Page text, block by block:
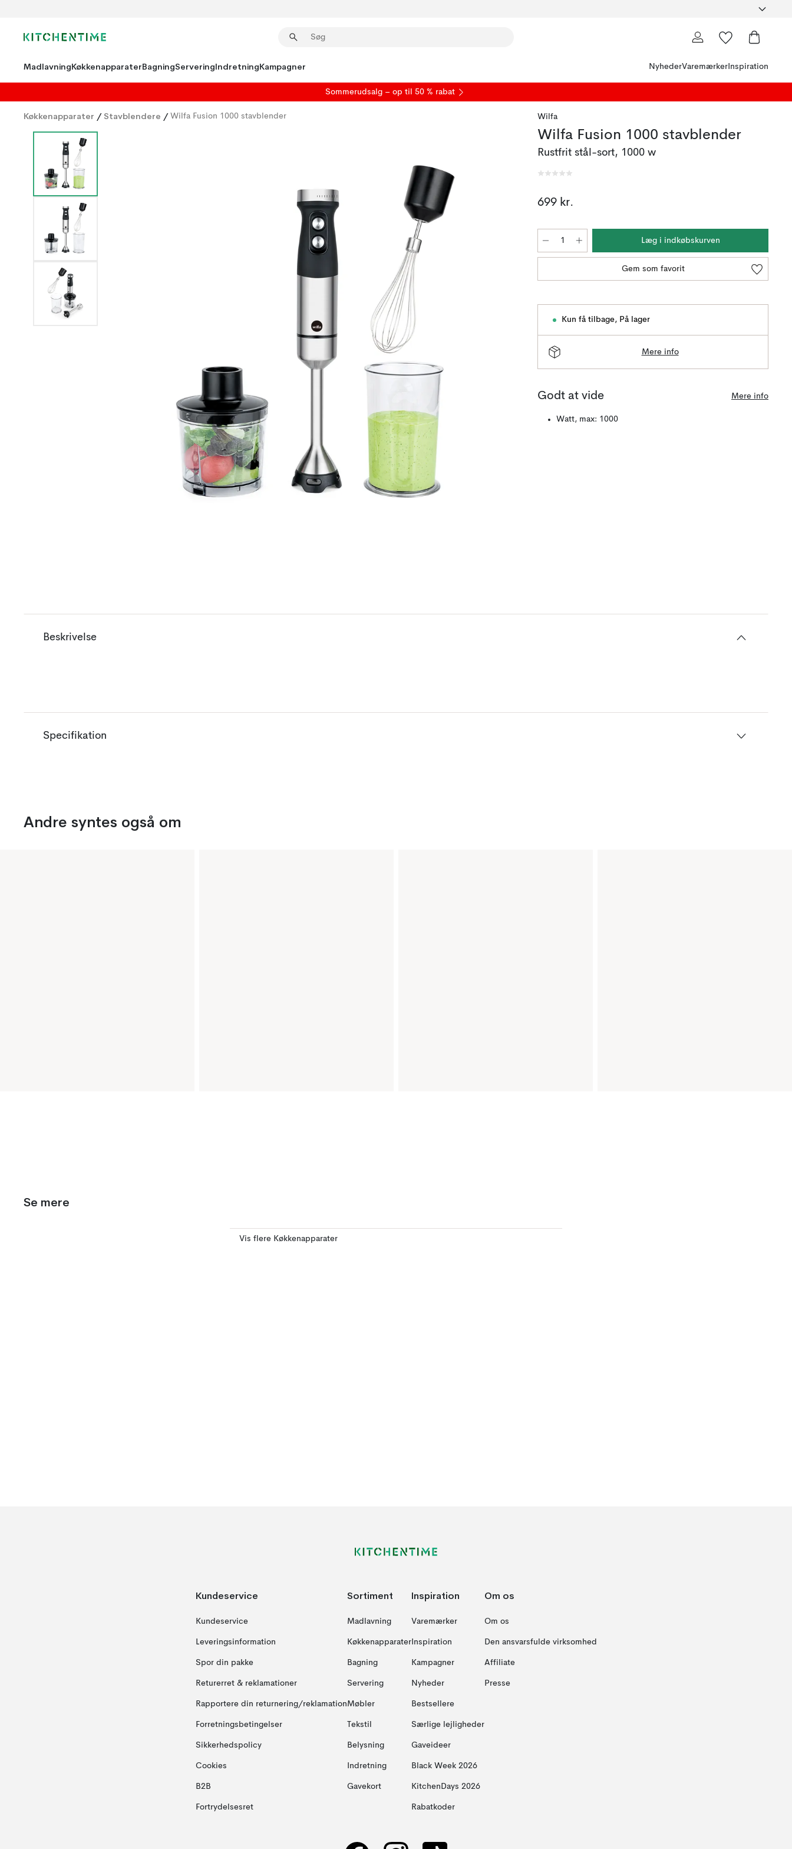
MadlavningKøkkenapparaterBagningServeringIndretningKampagner NyhederVaremærker Inspiration
Sommerudsalg – op til 50 % rabat
Køkkenapparater / Stavblendere / Wilfa Fusion 1000 stavblender Wilfa
Wilfa Fusion 1000 stavblender
Rustfrit stål-sort, 1000 w
699 kr.
Læg i indkøbskurven
Gem som favorit
Kun få tilbage, På lager
Mere info
Godt at vide Mere info
Watt, max: 1000
Beskrivelse
Specifikation
Andre syntes også om
Se mere
Vis flere Køkkenapparater
Kundeservice
Kundeservice
Leveringsinformation
Spor din pakke
Returerret & reklamationer
Rapportere din returnering/reklamation
Forretningsbetingelser
Sikkerhedspolicy
Cookies
B2B
Fortrydelsesret
Sortiment
Madlavning
Køkkenapparater
Bagning
Servering
Møbler
Tekstil
Belysning
Indretning
Gavekort
Inspiration
Varemærker
Inspiration
Kampagner
Nyheder
Bestsellere
Særlige lejligheder
Gaveideer
Black Week 2026
KitchenDays 2026
Rabatkoder
Om os
Om os
Den ansvarsfulde virksomhed
Affiliate
Presse